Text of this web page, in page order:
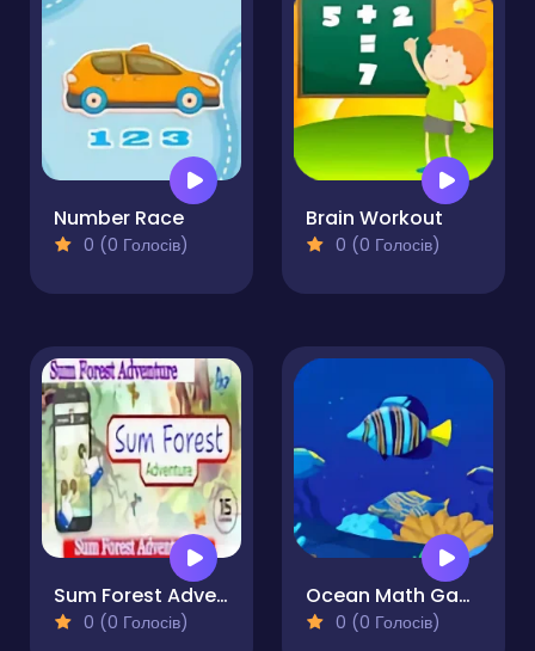
Number Race
0 (0 Голосів)
Brain Workout
0 (0 Голосів)
Sum Forest Adventure
0 (0 Голосів)
Ocean Math Game Online
0 (0 Голосів)